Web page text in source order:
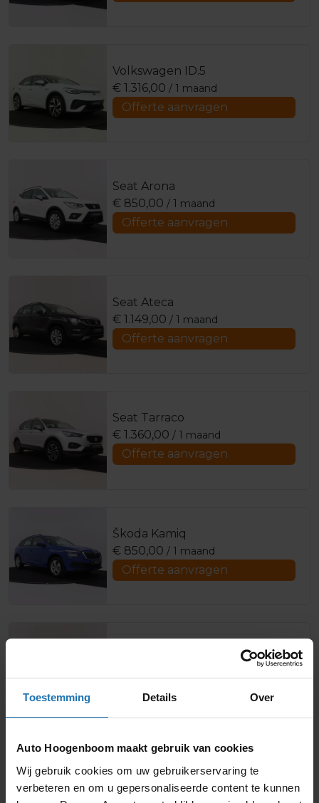
Toestemming Details Over
Auto Hoogenboom maakt gebruik van cookies
Wij gebruik cookies om uw gebruikerservaring te
verbeteren en om u gepersonaliseerde content te kunnen
Volkswagen ID.5
€ 1.316,00 / 1 maand
Offerte aanvragen
Seat Arona
€ 850,00 / 1 maand
Offerte aanvragen
Seat Ateca
€ 1.149,00 / 1 maand
Offerte aanvragen
Seat Tarraco
€ 1.360,00 / 1 maand
Offerte aanvragen
Škoda Kamiq
€ 850,00 / 1 maand
Offerte aanvragen
Škoda Enyaq
/ 1 maand